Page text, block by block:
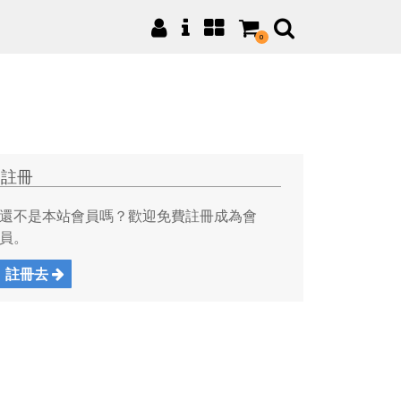
0
註冊
不是本站會員嗎？歡迎免費註冊成為會
。
註冊去